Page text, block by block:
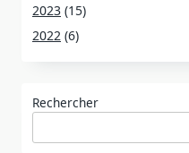
2023 (15)
2022 (6)
Rechercher